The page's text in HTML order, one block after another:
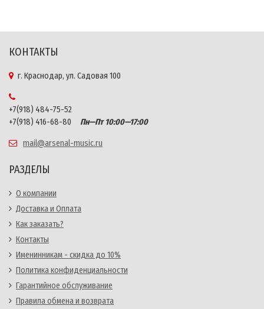
КОНТАКТЫ
г. Краснодар, ул. Садовая 100
+7(918) 484-75-52
+7(918) 416-68-80
Пн—Пт 10:00—17:00
mail@arsenal-music.ru
РАЗДЕЛЫ
О компании
Доставка и Оплата
Как заказать?
Контакты
Именинникам - скидка до 10%
Политика конфиденциальности
Гарантийное обслуживание
Правила обмена и возврата